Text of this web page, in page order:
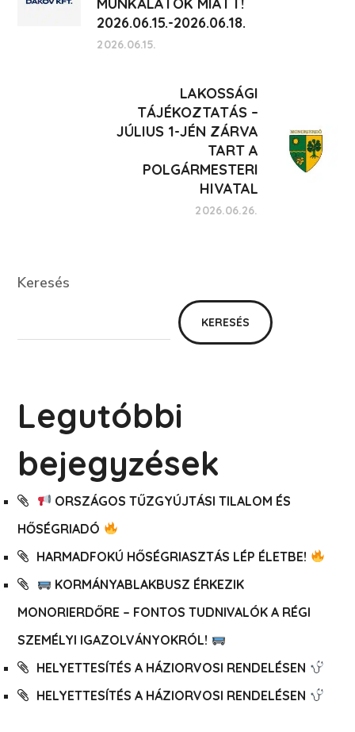
2026.06.15.-2026.06.18.
2026.06.15.
LAKOSSÁGI
TÁJÉKOZTATÁS –
JÚLIUS 1-JÉN ZÁRVA
TART A
POLGÁRMESTERI
HIVATAL
2026.06.26.
Keresés
KERESÉS
Legutóbbi
bejegyzések
ORSZÁGOS TŰZGYÚJTÁSI TILALOM ÉS
HŐSÉGRIADÓ
HARMADFOKÚ HŐSÉGRIASZTÁS LÉP ÉLETBE!
KORMÁNYABLAKBUSZ ÉRKEZIK
MONORIERDŐRE – FONTOS TUDNIVALÓK A RÉGI
SZEMÉLYI IGAZOLVÁNYOKRÓL!
HELYETTESÍTÉS A HÁZIORVOSI RENDELÉSEN
HELYETTESÍTÉS A HÁZIORVOSI RENDELÉSEN